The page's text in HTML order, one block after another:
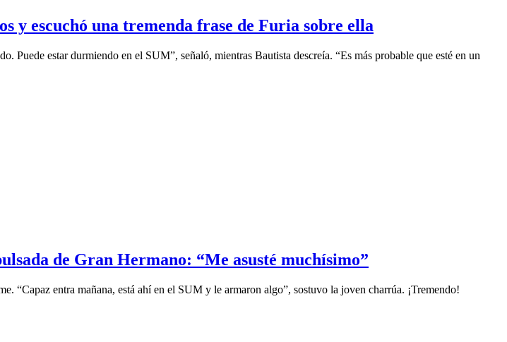
y escuchó una tremenda frase de Furia sobre ella
estar durmiendo en el SUM”, señaló, mientras Bautista descreía. “Es más probable que esté en un
de Gran Hermano: “Me asusté muchísimo”
“Capaz entra mañana, está ahí en el SUM y le armaron algo”, sostuvo la joven charrúa. ¡Tremendo!